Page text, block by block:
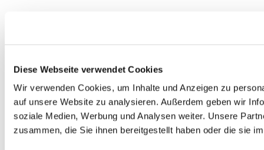
Diese Webseite verwendet Cookies
Wir verwenden Cookies, um Inhalte und Anzeigen zu
auf unsere Website zu analysieren. Außerdem geben wir
soziale Medien, Werbung und Analysen weiter. Unsere
zusammen, die Sie ihnen bereitgestellt haben oder die sie